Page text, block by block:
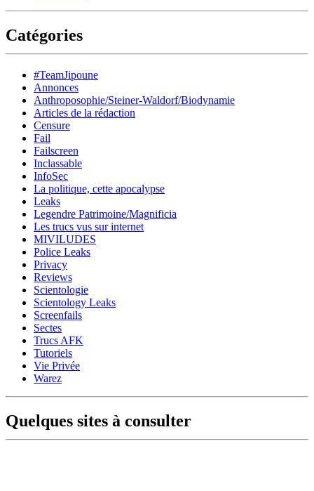
Catégories
#TeamJipoune
Annonces
Anthroposophie/Steiner-Waldorf/Biodynamie
Articles de la rédaction
Censure
Fail
Failscreen
Inclassable
InfoSec
La politique, cette apocalypse
Leaks
Legendre Patrimoine/Magnificia
Les trucs vus sur internet
MIVILUDES
Police Leaks
Privacy
Reviews
Scientologie
Scientology Leaks
Screenfails
Sectes
Trucs AFK
Tutoriels
Vie Privée
Warez
Quelques sites à consulter